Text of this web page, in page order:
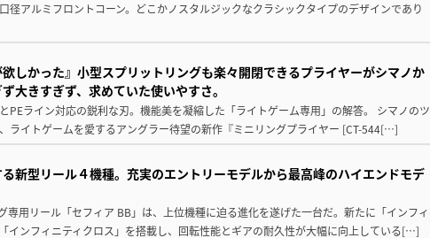
径アルミフロントコーン。どこかノスタルジックなクラシックタイプのデザインであり
欲しかった』小型スプリットリングも楽々開閉できるプライヤーがシマノか
大きすぎず、求めていた使いやすさ。
PEライン対応の鋭利な刃。機能美を凝縮した「ライトゲーム専用」の解答。 シマノのツ
ライトゲームを愛するアングラー待望の新作『ミニリングプライヤー [CT-544[…]
新型リール４機種。充実のエントリーモデルから最高峰のハイエンドモデ
専用リール「セフィア BB」は、上位機種に迫る進化を遂げた一台だ。新たに「インフィ
インフィニティクロス」を搭載し、回転性能とギアの耐久性が大幅に向上している[…]